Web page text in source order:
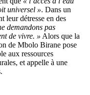
universel ». Dans un
leur détresse en des
demandons pas
de vivre. » Alors que la
de Mbolo Birane pose
aux ressources
et appelle à une